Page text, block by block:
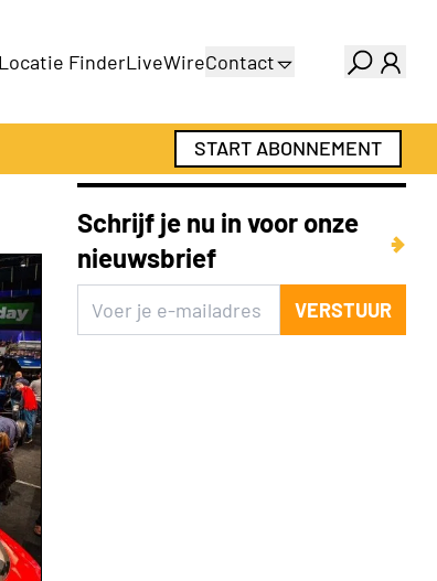
Locatie FinderLiveWireContact
Adverteren
Abonnementen
START ABONNEMENT
Schrijf je nu in voor onze
nieuwsbrief
VERSTUUR